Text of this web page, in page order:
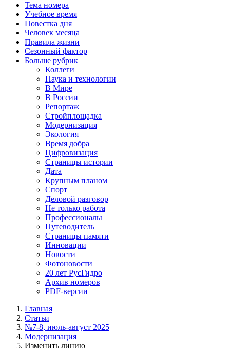
Тема номера
Учебное время
Повестка дня
Человек месяца
Правила жизни
Сезонный фактор
Больше рубрик
Коллеги
Наука и технологии
В Мире
В России
Репортаж
Стройплощадка
Модернизация
Экология
Время добра
Цифровизация
Страницы истории
Дата
Крупным планом
Спорт
Деловой разговор
Не только работа
Профессионалы
Путеводитель
Страницы памяти
Инновации
Новости
Фотоновости
20 лет РусГидро
Архив номеров
PDF-версии
Главная
Статьи
№7-8, июль-август 2025
Модернизация
Изменить линию